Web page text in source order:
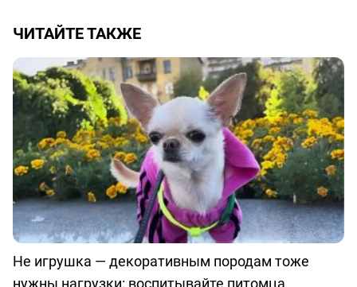
ЧИТАЙТЕ ТАКЖЕ
Не игрушка — декоративным породам тоже